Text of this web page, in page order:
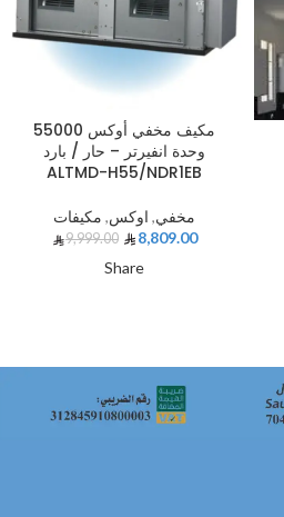
مكيف مخفي أوكس 55000
وحدة انفيرتر – حار / بارد
ALTMD-H55/NDR1EB
مخفي, اوكس, مكيفات
9,999.00
8,809.00
Share